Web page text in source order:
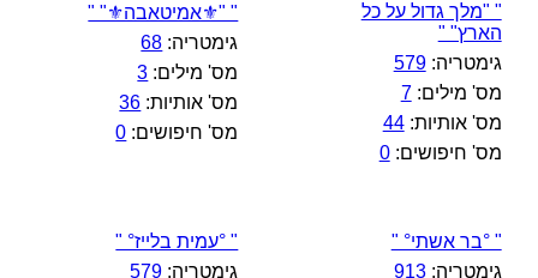
" "מלך גדול על כל
הארץ" "
גימטריה:579
מס' מילים:7
מס' אותיות:44
מס' חיפושים:0
" "⚜️אמיטאבה⚜️" "
גימטריה: 68
מס' מילים: 3
מס' אותיות: 36
מס' חיפושים: 0
" °בר אשתי° "
גימטריה:913
" °עמית בלייז° "
גימטריה: 579